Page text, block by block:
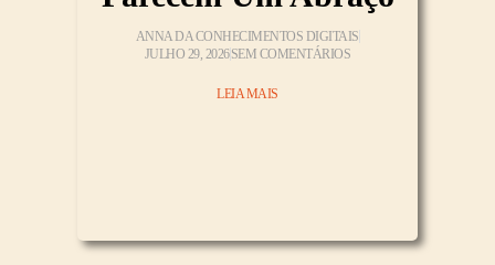
ANNA DA CONHECIMENTOS DIGITAIS
JULHO 29, 2026SEM COMENTÁRIOS
LEIA MAIS